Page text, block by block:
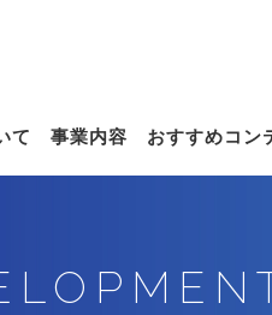
て 事業内容 おすすめコン